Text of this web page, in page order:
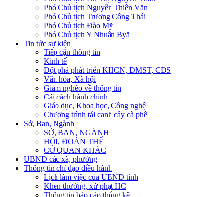
Phó Chủ tịch Nguyễn Thiên Văn
Phó Chủ tịch Trương Công Thái
Phó Chủ tịch Đào Mỹ
Phó Chủ tịch Y Nhuân Byă
Tin tức sự kiện
Tiếp cận thông tin
Kinh tế
Đột phá phát triển KHCN, ĐMST, CĐS
Văn hóa, Xã hội
Giảm nghèo về thông tin
Cải cách hành chính
Giáo dục, Khoa học, Công nghệ
Chương trình tái canh cây cà phê
Sở, Ban, Ngành
SỞ, BAN, NGÀNH
HỘI, ĐOÀN THỂ
CƠ QUAN KHÁC
UBND các xã, phường
Thông tin chỉ đạo điều hành
Lịch làm việc của UBND tỉnh
Khen thưởng, xử phạt HC
Thông tin báo cáo thống kê